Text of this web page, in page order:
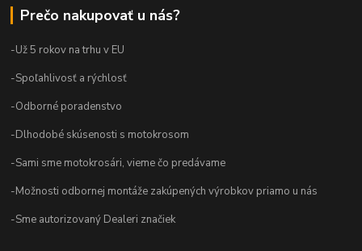
Prečo nakupovať u nás?
-Už 5 rokov na trhu v EU
-Spoľahlivosť a rýchlosť
-Odborné poradenstvo
-Dlhodobé skúsenosti s motokrosom
-Sami sme motokrosári, vieme čo predávame
-Možnosti odbornej montáže zakúpených výrobkov priamo u nás
-Sme autorizovaný Dealeri značiek